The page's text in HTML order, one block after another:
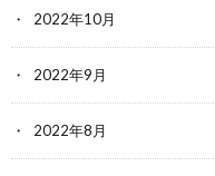
2022年10月
2022年9月
2022年8月